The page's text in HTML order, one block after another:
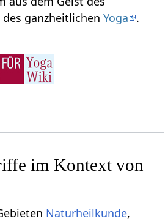
ganzheitlichenYoga .
im Kontext von
Naturheilkunde,